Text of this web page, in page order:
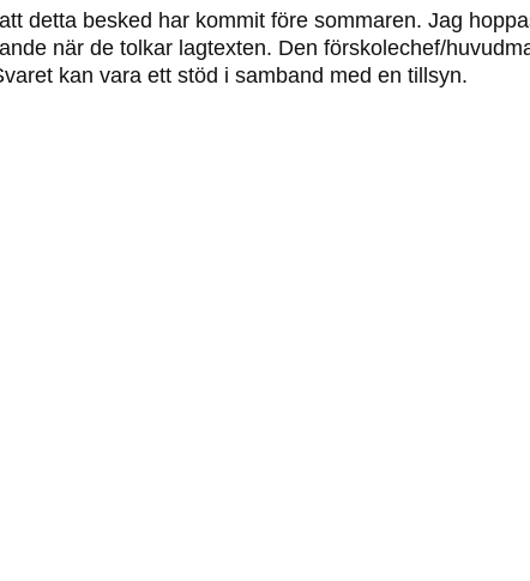
detta besked har kommit före sommaren. Jag
när de tolkar lagtexten. Den förskolechef/
kan vara ett stöd i samband med en tillsyn.